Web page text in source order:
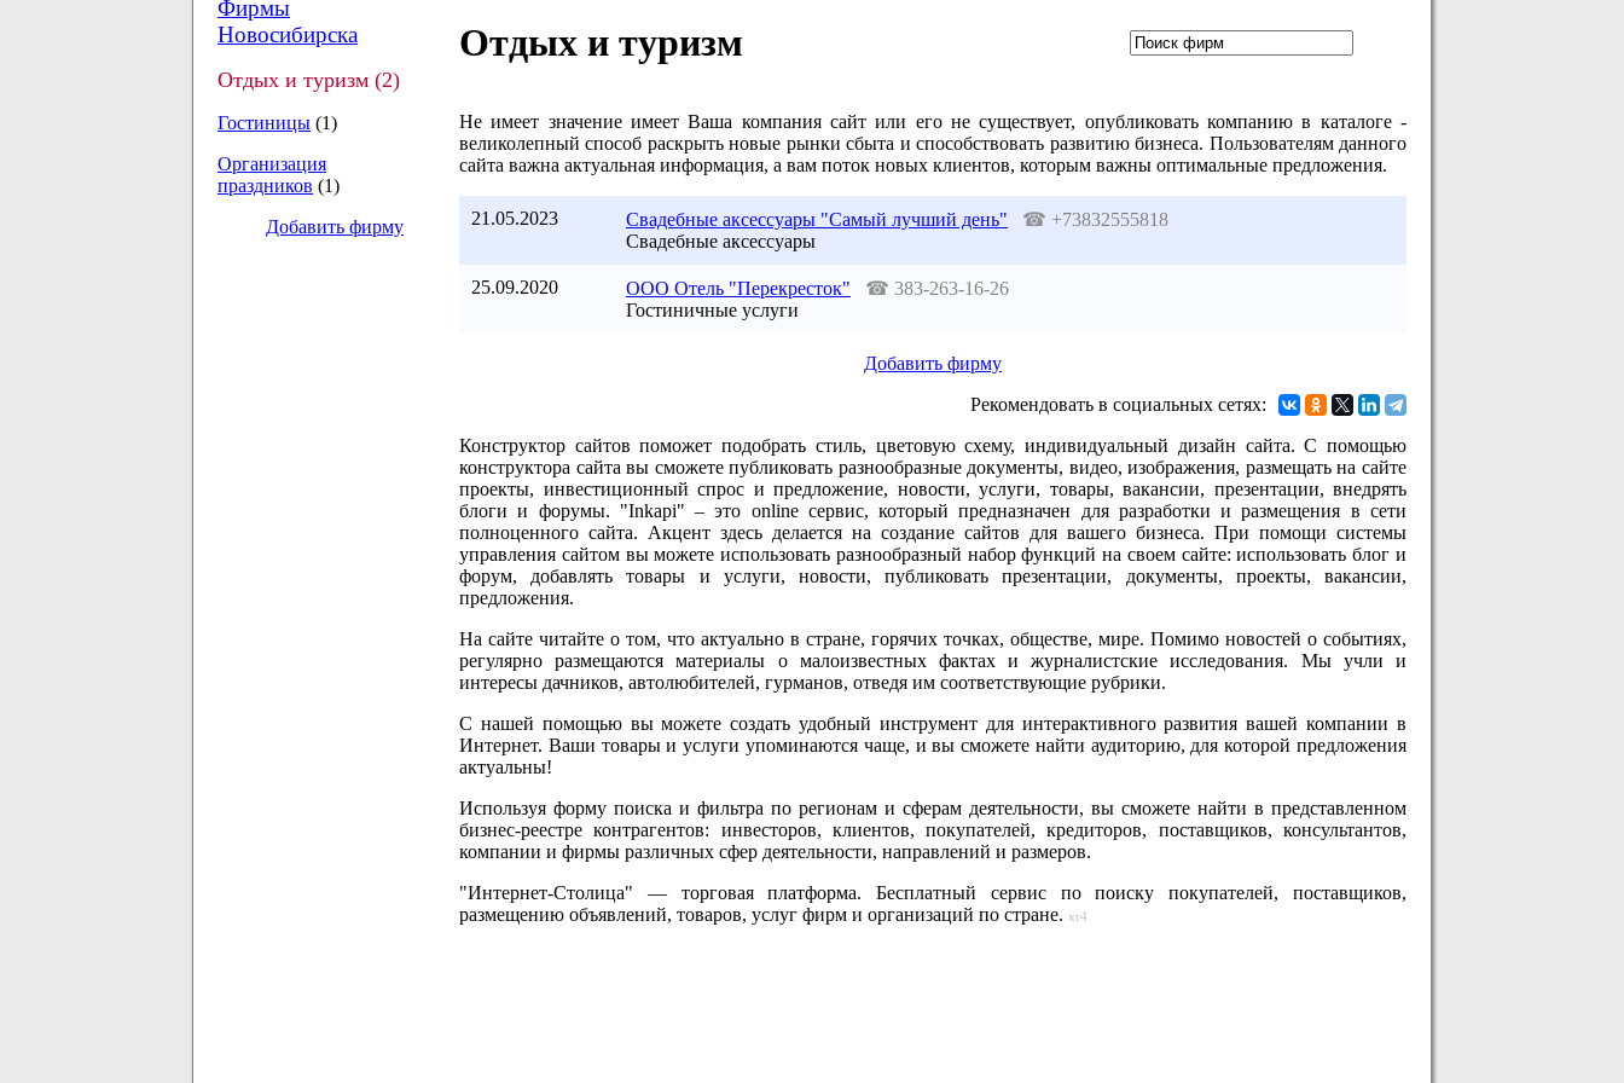
Фирмы
Новосибирска
Отдых и туризм (2)
Гостиницы (1)
Организация
праздников (1)
Добавить фирму
Отдых и туризм
Не имеет значение имеет Ваша компания сайт или его не существует, опубликовать компанию в каталоге -
великолепный способ раскрыть новые рынки сбыта и способствовать развитию бизнеса. Пользователям данного
сайта важна актуальная информация, а вам поток новых клиентов, которым важны оптимальные предложения.
21.05.2023 Свадебные аксессуары "Самый лучший день" ☎ +73832555818
Свадебные аксессуары
25.09.2020 ООО Отель "Перекресток" ☎ 383-263-16-26
Гостиничные услуги
Добавить фирму
Рекомендовать в социальных сетях:
Конструктор сайтов поможет подобрать стиль, цветовую схему, индивидуальный дизайн сайта. С помощью
конструктора сайта вы сможете публиковать разнообразные документы, видео, изображения, размещать на сайте
проекты, инвестиционный спрос и предложение, новости, услуги, товары, вакансии, презентации, внедрять
блоги и форумы. "Inkapi" – это online сервис, который предназначен для разработки и размещения в сети
полноценного сайта. Акцент здесь делается на создание сайтов для вашего бизнеса. При помощи системы
управления сайтом вы можете использовать разнообразный набор функций на своем сайте: использовать блог и
форум, добавлять товары и услуги, новости, публиковать презентации, документы, проекты, вакансии,
предложения.
На сайте читайте о том, что актуально в стране, горячих точках, обществе, мире. Помимо новостей о событиях,
регулярно размещаются материалы о малоизвестных фактах и журналистские исследования. Мы учли и
интересы дачников, автолюбителей, гурманов, отведя им соответствующие рубрики.
С нашей помощью вы можете создать удобный инструмент для интерактивного развития вашей компании в
Интернет. Ваши товары и услуги упоминаются чаще, и вы сможете найти аудиторию, для которой предложения
актуальны!
Используя форму поиска и фильтра по регионам и сферам деятельности, вы сможете найти в представленном
бизнес-реестре контрагентов: инвесторов, клиентов, покупателей, кредиторов, поставщиков, консультантов,
компании и фирмы различных сфер деятельности, направлений и размеров.
"Интернет-Столица" — торговая платформа. Бесплатный сервис по поиску покупателей, поставщиков,
размещению объявлений, товаров, услуг фирм и организаций по стране. xr4